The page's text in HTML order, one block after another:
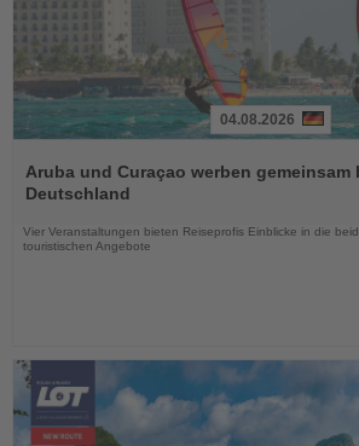
Sie
die
04.08.2026
Aruba und Curaçao werben gemeinsam
Deutschland
Vier Veranstaltungen bieten Reiseprofis Einblicke in die
touristischen Angebote